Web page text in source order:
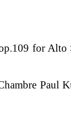
for Alto
Paul